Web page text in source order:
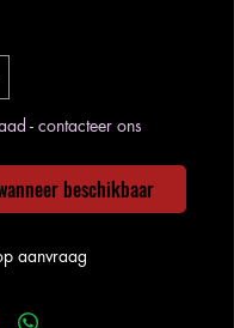
- contacteer ons
beschikbaar
aanvraag